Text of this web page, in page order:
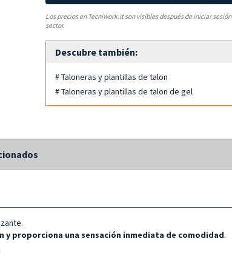
Los precios en Tecniwork.it son visibles después de iniciar
sector.
Descubre también:
# Taloneras y plantillas de talon
# Taloneras y plantillas de talon de gel
y proporciona una sensación inmediata de comodidad.